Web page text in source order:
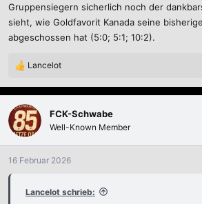
Gruppensiegern sicherlich noch der
sieht, wie Goldfavorit Kanada seine
abgeschossen hat (5:0; 5:1; 10:2).
R
a
k
t
i
o
n
Lancelot
FCK-Schwabe
Well-Known Member
16 Februar 2026
Lancelot schrieb: